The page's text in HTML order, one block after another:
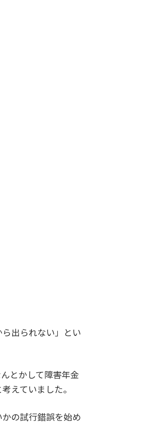
出られない」とい
とかして障害年金
えていました。
の試行錯誤を始め